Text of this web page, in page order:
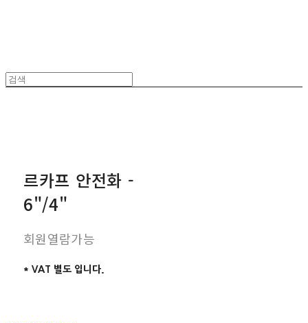
르카프 안전화 -
6"/4"
회원열람가능
* VAT 별도 입니다.